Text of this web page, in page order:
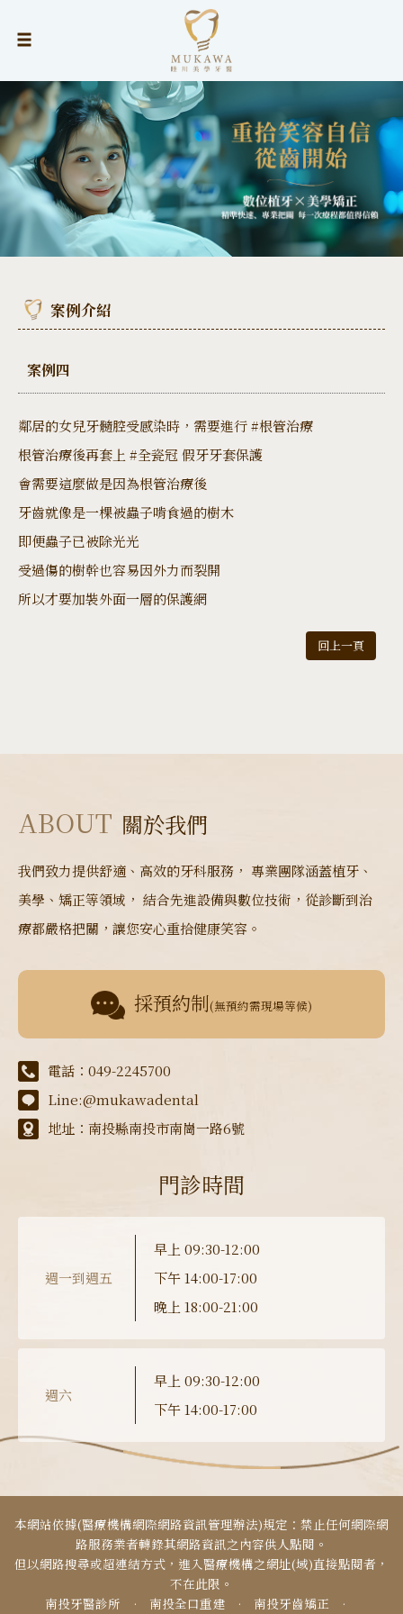
案例介紹
案例四
鄰居的女兒牙髓腔受感染時，需要進行 #根管治療
根管治療後再套上 #全瓷冠 假牙牙套保護
會需要這麼做是因為根管治療後
牙齒就像是一棵被蟲子啃食過的樹木
即便蟲子已被除光光
受過傷的樹幹也容易因外力而裂開
所以才要加裝外面一層的保護網
回上一頁
ABOUT 關於我們
我們致力提供舒適、高效的牙科服務， 專業團隊涵蓋植牙、
美學、矯正等領域， 結合先進設備與數位技術，從診斷到治
療都嚴格把關，讓您安心重拾健康笑容。
採預約制(無預約需現場等候)
電話：049-2245700
Line:@mukawadental
地址：南投縣南投市南崗一路6號
門診時間
週一到週五
早上 09:30-12:00
下午 14:00-17:00
晚上 18:00-21:00
週六
早上 09:30-12:00
下午 14:00-17:00
本網站依據(醫療機構網際網路資訊管理辦法)規定：禁止任何網際網
路服務業者轉錄其網路資訊之內容供人點閱。
但以網路搜尋或超連結方式，進入醫療機構之網址(域)直接點閱者，
不在此限。
南投牙醫診所 · 南投全口重建 · 南投牙齒矯正 ·